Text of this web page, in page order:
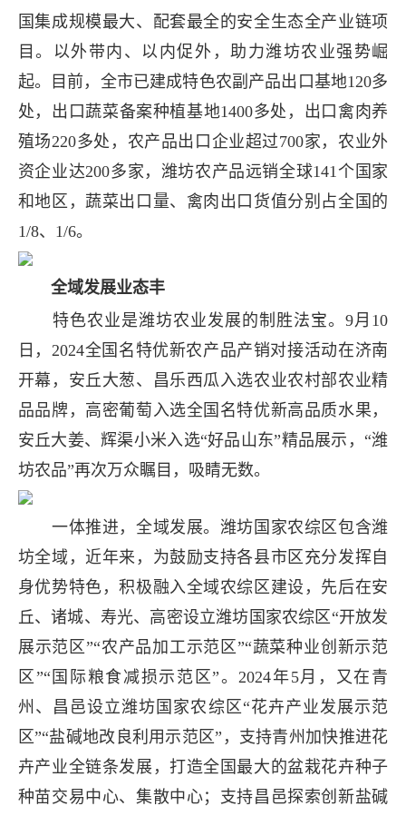
国集成规模最大、配套最全的安全生态全产业链项
目。以外带内、以内促外，助力潍坊农业强势崛
起。目前，全市已建成特色农副产品出口基地120多
处，出口蔬菜备案种植基地1400多处，出口禽肉养
殖场220多处，农产品出口企业超过700家，农业外
资企业达200多家，潍坊农产品远销全球141个国家
和地区，蔬菜出口量、禽肉出口货值分别占全国的
1/8、1/6。
全域发展业态丰
特色农业是潍坊农业发展的制胜法宝。9月10
日，2024全国名特优新农产品产销对接活动在济南
开幕，安丘大葱、昌乐西瓜入选农业农村部农业精
品品牌，高密葡萄入选全国名特优新高品质水果，
安丘大姜、辉渠小米入选“好品山东”精品展示，“潍
坊农品”再次万众瞩目，吸睛无数。
一体推进，全域发展。潍坊国家农综区包含潍
坊全域，近年来，为鼓励支持各县市区充分发挥自
身优势特色，积极融入全域农综区建设，先后在安
丘、诸城、寿光、高密设立潍坊国家农综区“开放发
展示范区”“农产品加工示范区”“蔬菜种业创新示范
区”“国际粮食减损示范区”。2024年5月，又在青
州、昌邑设立潍坊国家农综区“花卉产业发展示范
区”“盐碱地改良利用示范区”，支持青州加快推进花
卉产业全链条发展，打造全国最大的盆栽花卉种子
种苗交易中心、集散中心；支持昌邑探索创新盐碱